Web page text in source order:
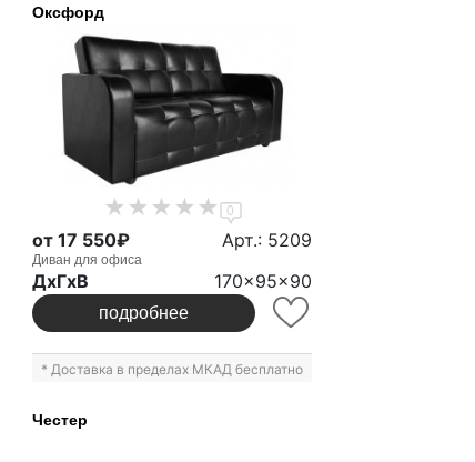
Оксфорд
0
от 17 550₽ Арт.: 5209
Диван для офиса
ДxГxВ 170x95x90
подробнее
* Доставка в пределах МКАД бесплатно
Честер